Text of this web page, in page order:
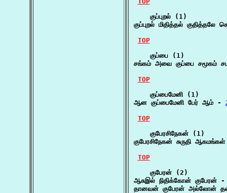
    குப்புறல் (1)
குப்புறல் மிதித்தல்
TOP
    குப்பை (1)
சங்கம் அவை குப்பை சமூகம்
TOP
    குப்பைமேனி (1)
ஆன குப்பைமேனி பேர் ஆம் -
TOP
    குபேரசிநேகன் (1)
குபேரசிநேகன் சுருதி
TOP
    குபேரன் (2)
ஆசுஇல் நிதிக்கோன் குபேரன்
தானவன் குபேரன் அல்லோன்